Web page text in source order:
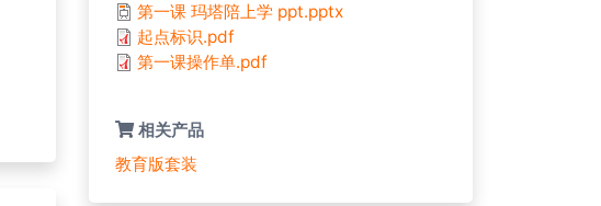
第一课 玛塔陪上学 ppt.pptx
起点标识.pdf
第一课操作单.pdf
相关产品
教育版套装